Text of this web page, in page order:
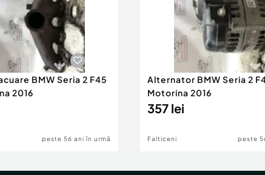
BMW Seria 2 F45
2016
peste 56 ani în urmă
Alternator BMW Seria 2
Motorina 2016
357 lei
Falticeni peste